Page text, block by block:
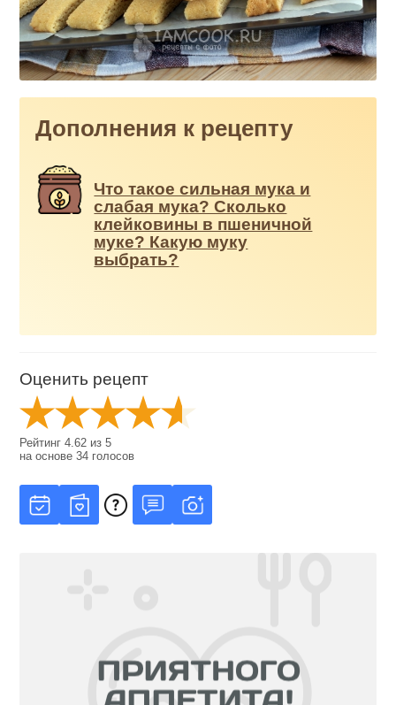
Дополнения к рецепту
Что такое сильная мука и
слабая мука? Сколько
клейковины в пшеничной
муке? Какую муку
выбрать?
Оценить рецепт
Рейтинг4.62 из5
на основе34 голосов